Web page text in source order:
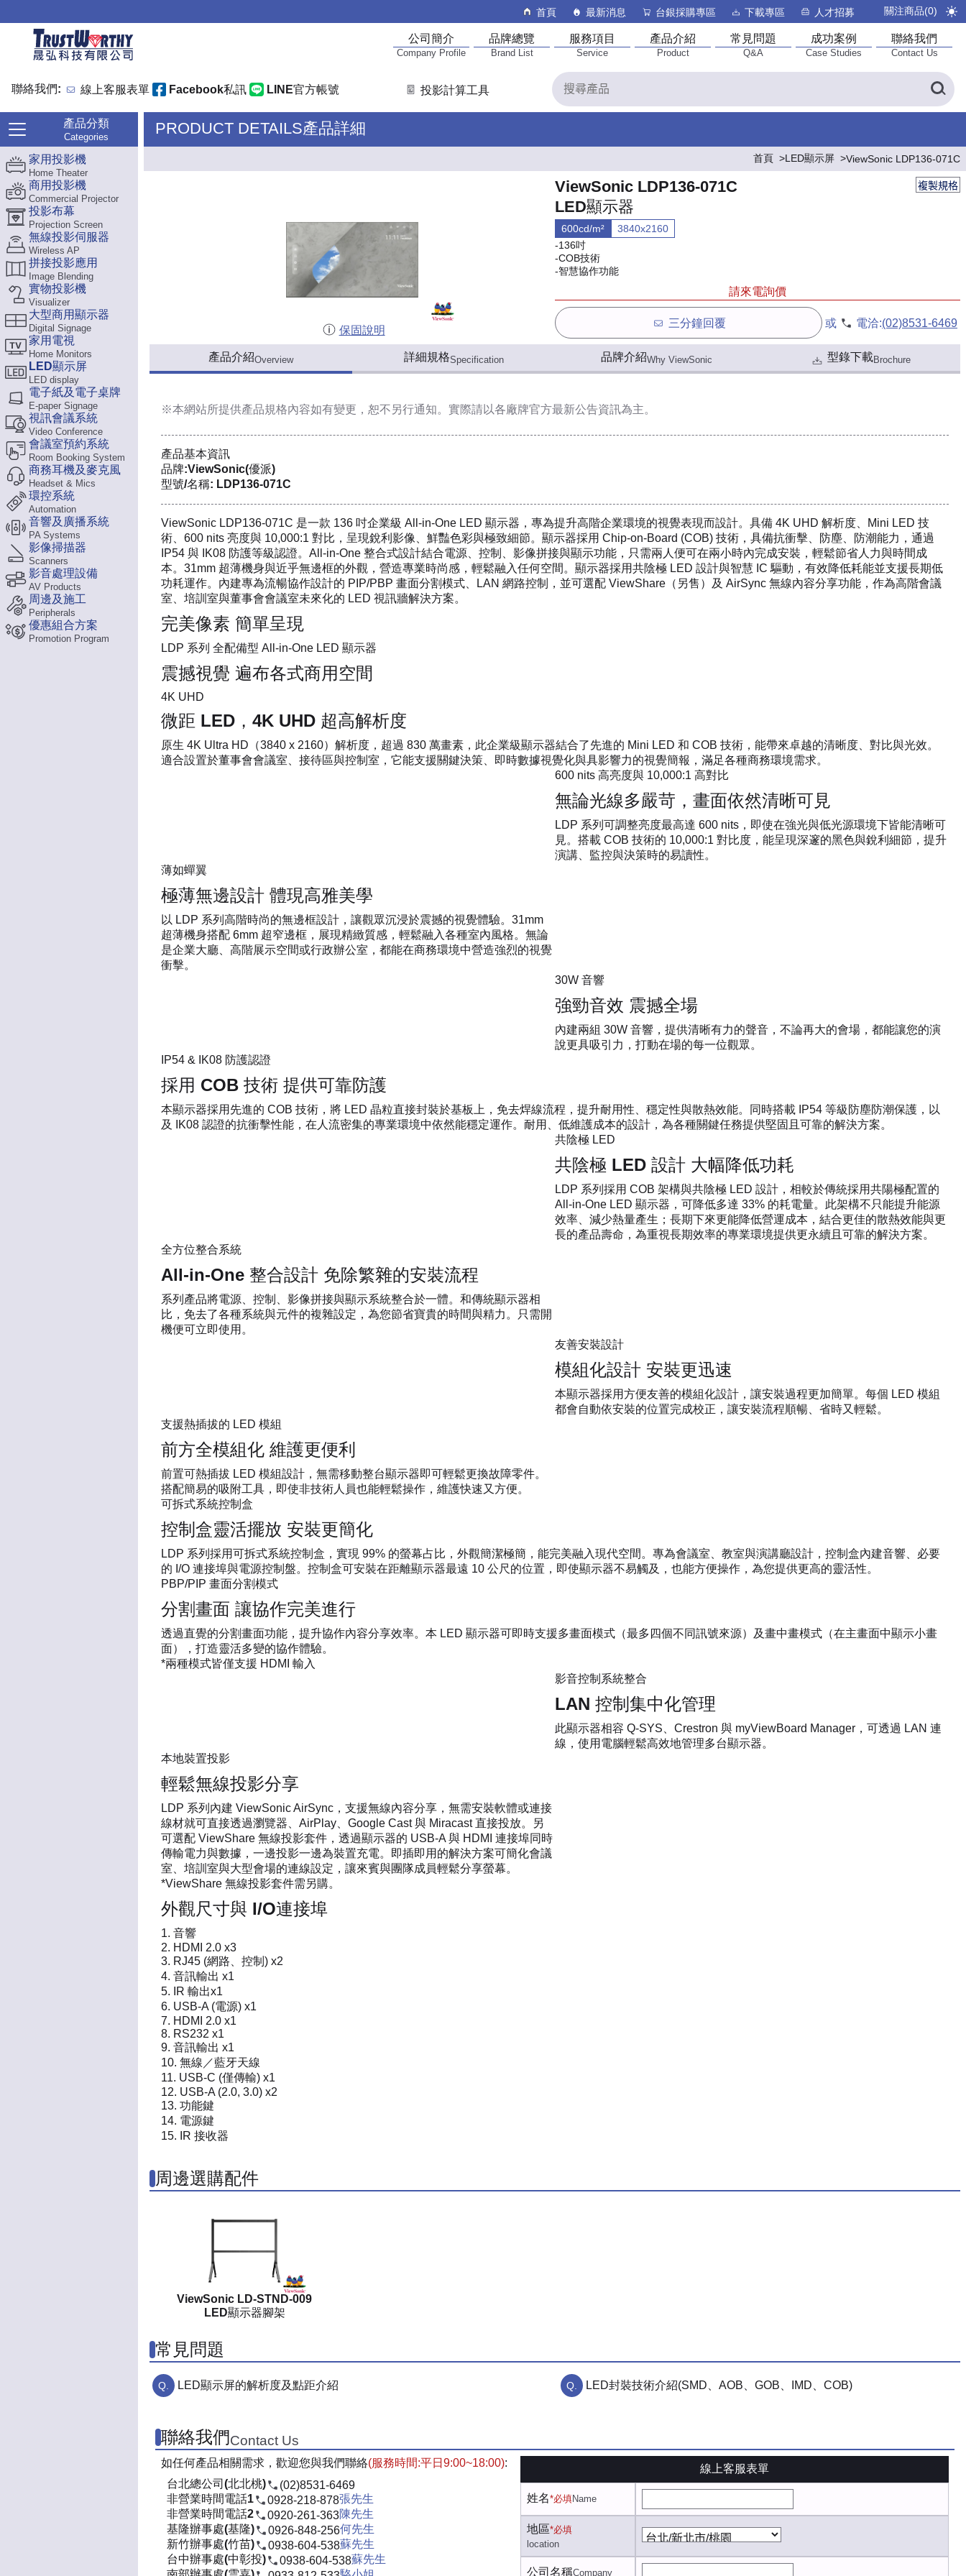
首頁 最新消息 台銀採購專區 下載專區 人才招募 關注商品(0)
公司簡介
Company Profile
品牌總覽
Brand List
服務項目
Service
產品介紹
Product
常見問題
Q&A
成功案例
Case Studies
聯絡我們
Contact Us
聯絡我們: 線上客服表單 Facebook私訊 LINE官方帳號 投影計算工具
產品分類
Categories
家用投影機
Home Theater
商用投影機
Commercial Projector
投影布幕
Projection Screen
無線投影伺服器
Wireless AP
拼接投影應用
Image Blending
實物投影機
Visualizer
大型商用顯示器
Digital Signage
家用電視
Home Monitors
LED顯示屏
LED display
電子紙及電子桌牌
E-paper Signage
視訊會議系統
Video Conference
會議室預約系統
Room Booking System
商務耳機及麥克風
Headset & Mics
環控系統
Automation
音響及廣播系統
PA Systems
影像掃描器
Scanners
影音處理設備
AV Products
周邊及施工
Peripherals
優惠組合方案
Promotion Program
PRODUCT DETAILS產品詳細
首頁 LED顯示屏 ViewSonic LDP136-071C
複製規格
保固說明
ViewSonic LDP136-071C
LED顯示器
600cd/m²
3840x2160
-136吋
-COB技術
-智慧協作功能
請來電詢價
三分鐘回覆 或 電洽:(02)8531-6469
產品介紹Overview 詳細規格Specification 品牌介紹Why ViewSonic 型錄下載Brochure
※本網站所提供產品規格內容如有變更，恕不另行通知。實際請以各廠牌官方最新公告資訊為主。
產品基本資訊
品牌:ViewSonic(優派)
型號/名稱: LDP136-071C
ViewSonic LDP136-071C 是一款 136 吋企業級 All-in-One LED 顯示器，專為提升高階企業環境的視覺表現而設計。具備 4K UHD 解析度、Mini LED 技
術、600 nits 亮度與 10,000:1 對比，呈現銳利影像、鮮豔色彩與極致細節。顯示器採用 Chip-on-Board (COB) 技術，具備抗衝擊、防塵、防潮能力，通過
IP54 與 IK08 防護等級認證。All-in-One 整合式設計結合電源、控制、影像拼接與顯示功能，只需兩人便可在兩小時內完成安裝，輕鬆節省人力與時間成
本。31mm 超薄機身與近乎無邊框的外觀，營造專業時尚感，輕鬆融入任何空間。顯示器採用共陰極 LED 設計與智慧 IC 驅動，有效降低耗能並支援長期低
功耗運作。內建專為流暢協作設計的 PIP/PBP 畫面分割模式、LAN 網路控制，並可選配 ViewShare（另售）及 AirSync 無線內容分享功能，作為高階會議
室、培訓室與董事會會議室未來化的 LED 視訊牆解決方案。
完美像素 簡單呈現
LDP 系列 全配備型 All-in-One LED 顯示器
震撼視覺 遍布各式商用空間
4K UHD
微距 LED，4K UHD 超高解析度
原生 4K Ultra HD（3840 x 2160）解析度，超過 830 萬畫素，此企業級顯示器結合了先進的 Mini LED 和 COB 技術，能帶來卓越的清晰度、對比與光效。
適合設置於董事會會議室、接待區與控制室，它能支援關鍵決策、即時數據視覺化與具影響力的視覺簡報，滿足各種商務環境需求。
600 nits 高亮度與 10,000:1 高對比
無論光線多嚴苛，畫面依然清晰可見
LDP 系列可調整亮度最高達 600 nits，即使在強光與低光源環境下皆能清晰可
見。搭載 COB 技術的 10,000:1 對比度，能呈現深邃的黑色與銳利細節，提升
演講、監控與決策時的易讀性。
薄如蟬翼
極薄無邊設計 體現高雅美學
以 LDP 系列高階時尚的無邊框設計，讓觀眾沉浸於震撼的視覺體驗。31mm
超薄機身搭配 6mm 超窄邊框，展現精緻質感，輕鬆融入各種室內風格。無論
是企業大廳、高階展示空間或行政辦公室，都能在商務環境中營造強烈的視覺
衝擊。
30W 音響
強勁音效 震撼全場
內建兩組 30W 音響，提供清晰有力的聲音，不論再大的會場，都能讓您的演
說更具吸引力，打動在場的每一位觀眾。
IP54 & IK08 防護認證
採用 COB 技術 提供可靠防護
本顯示器採用先進的 COB 技術，將 LED 晶粒直接封裝於基板上，免去焊線流程，提升耐用性、穩定性與散熱效能。同時搭載 IP54 等級防塵防潮保護，以
及 IK08 認證的抗衝擊性能，在人流密集的專業環境中依然能穩定運作。耐用、低維護成本的設計，為各種關鍵任務提供堅固且可靠的解決方案。
共陰極 LED
共陰極 LED 設計 大幅降低功耗
LDP 系列採用 COB 架構與共陰極 LED 設計，相較於傳統採用共陽極配置的
All-in-One LED 顯示器，可降低多達 33% 的耗電量。此架構不只能提升能源
效率、減少熱量產生；長期下來更能降低營運成本，結合更佳的散熱效能與更
長的產品壽命，為重視長期效率的專業環境提供更永續且可靠的解決方案。
全方位整合系統
All-in-One 整合設計 免除繁雜的安裝流程
系列產品將電源、控制、影像拼接與顯示系統整合於一體。和傳統顯示器相
比，免去了各種系統與元件的複雜設定，為您節省寶貴的時間與精力。只需開
機便可立即使用。
友善安裝設計
模組化設計 安裝更迅速
本顯示器採用方便友善的模組化設計，讓安裝過程更加簡單。每個 LED 模組
都會自動依安裝的位置完成校正，讓安裝流程順暢、省時又輕鬆。
支援熱插拔的 LED 模組
前方全模組化 維護更便利
前置可熱插拔 LED 模組設計，無需移動整台顯示器即可輕鬆更換故障零件。
搭配簡易的吸附工具，即使非技術人員也能輕鬆操作，維護快速又方便。
可拆式系統控制盒
控制盒靈活擺放 安裝更簡化
LDP 系列採用可拆式系統控制盒，實現 99% 的螢幕占比，外觀簡潔極簡，能完美融入現代空間。專為會議室、教室與演講廳設計，控制盒內建音響、必要
的 I/O 連接埠與電源控制盤。控制盒可安裝在距離顯示器最遠 10 公尺的位置，即使顯示器不易觸及，也能方便操作，為您提供更高的靈活性。
PBP/PIP 畫面分割模式
分割畫面 讓協作完美進行
透過直覺的分割畫面功能，提升協作內容分享效率。本 LED 顯示器可即時支援多畫面模式（最多四個不同訊號來源）及畫中畫模式（在主畫面中顯示小畫
面），打造靈活多變的協作體驗。
*兩種模式皆僅支援 HDMI 輸入
影音控制系統整合
LAN 控制集中化管理
此顯示器相容 Q-SYS、Crestron 與 myViewBoard Manager，可透過 LAN 連
線，使用電腦輕鬆高效地管理多台顯示器。
本地裝置投影
輕鬆無線投影分享
LDP 系列內建 ViewSonic AirSync，支援無線內容分享，無需安裝軟體或連接
線材就可直接透過瀏覽器、AirPlay、Google Cast 與 Miracast 直接投放。另
可選配 ViewShare 無線投影套件，透過顯示器的 USB-A 與 HDMI 連接埠同時
傳輸電力與數據，一邊投影一邊為裝置充電。即插即用的解決方案可簡化會議
室、培訓室與大型會場的連線設定，讓來賓與團隊成員輕鬆分享螢幕。
*ViewShare 無線投影套件需另購。
外觀尺寸與 I/O連接埠
音響
HDMI 2.0 x3
RJ45 (網路、控制) x2
音訊輸出 x1
IR 輸出x1
USB-A (電源) x1
HDMI 2.0 x1
RS232 x1
音訊輸出 x1
無線／藍牙天線
USB-C (僅傳輸) x1
USB-A (2.0, 3.0) x2
功能鍵
電源鍵
IR 接收器
周邊選購配件
ViewSonic LD-STND-009
LED顯示器腳架
常見問題
LED顯示屏的解析度及點距介紹 LED封裝技術介紹(SMD、AOB、GOB、IMD、COB)
聯絡我們Contact Us
如任何產品相關需求，歡迎您與我們聯絡(服務時間:平日9:00~18:00):
台北總公司(北北桃)
(02)8531-6469
非營業時間電話1
0928-218-878張先生
非營業時間電話2
0920-261-363陳先生
基隆辦事處(基隆)
0926-848-256何先生
新竹辦事處(竹苗)
0938-604-538蘇先生
台中辦事處(中彰投)
0938-604-538蘇先生
線上客服表單
姓名*必填Name
地區*必填
location
公司名稱Company